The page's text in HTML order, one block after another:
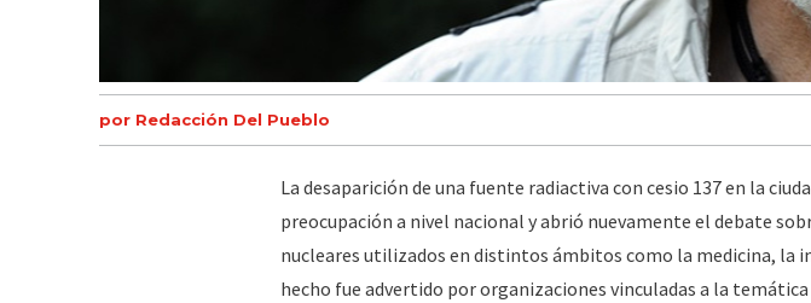
por Redacción Del Pueblo
La desaparición de una fuente radiactiva con cesio 137 en la
preocupación a nivel nacional y abrió nuevamente el debate
nucleares utilizados en distintos ámbitos como la medicina, la
hecho fue advertido por organizaciones vinculadas a la